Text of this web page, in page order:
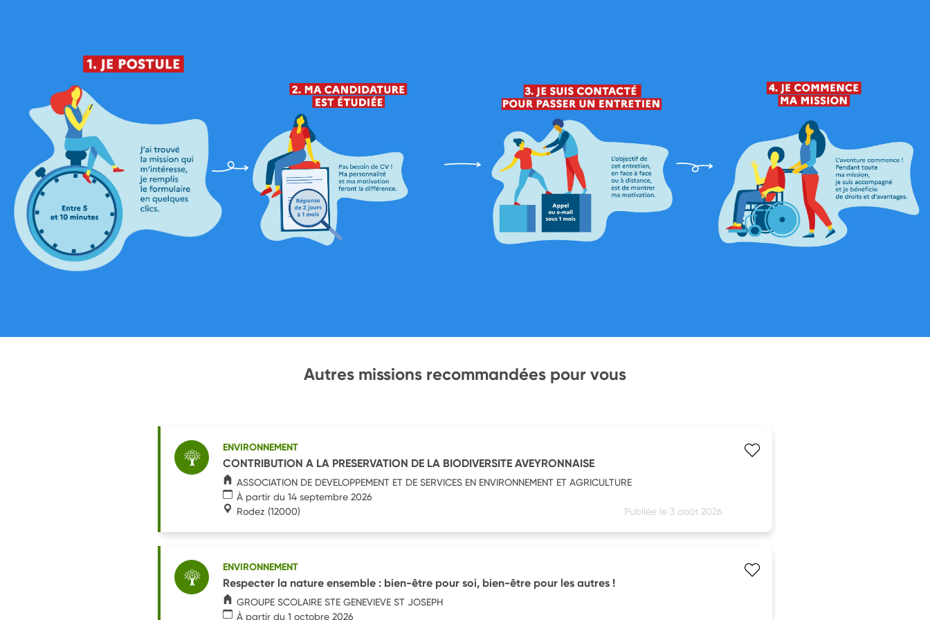
Autres missions recommandées pour vous
ENVIRONNEMENT
CONTRIBUTION A LA PRESERVATION DE LA BIODIVERSITE AVEYRONNAISE
ASSOCIATION DE DEVELOPPEMENT ET DE SERVICES EN ENVIRONNEMENT ET AGRICULTURE
À partir du 14 septembre 2026
Rodez (12000) Publiée le 3 août 2026
ENVIRONNEMENT
Respecter la nature ensemble : bien-être pour soi, bien-être pour les autres !
GROUPE SCOLAIRE STE GENEVIEVE ST JOSEPH
À partir du 1 octobre 2026